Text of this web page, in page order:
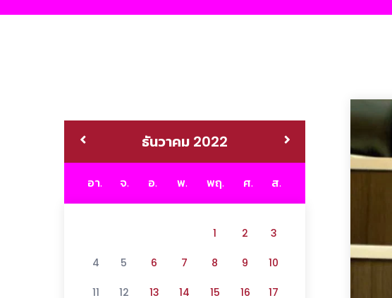
ธันวาคม 2022
อา. จ. อ. พ. พฤ. ศ. ส.
1 2 3
4 5 6 7 8 9 10
11 12 13 14 15 16 17